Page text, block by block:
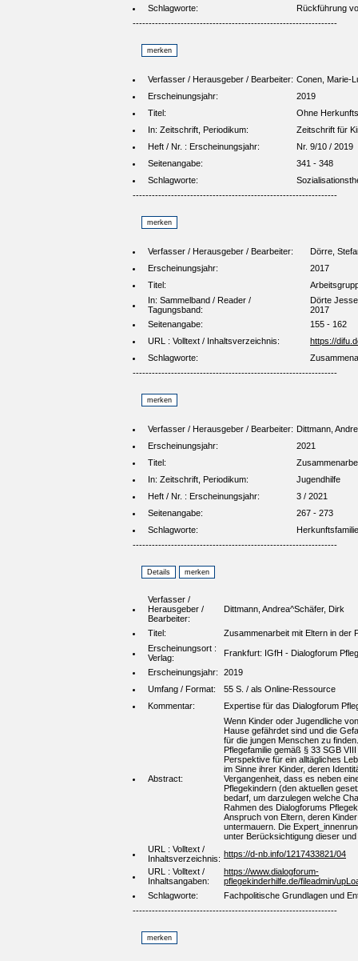
Schlagworte:
Rückführung
----------------------------------------------------------------
Verfasser / Herausgeber / Bearbeiter: Conen, Marie-
Erscheinungsjahr:
2019
Titel:
Ohne
In: Zeitschrift, Periodikum:
Zeitschrift für
Heft / Nr. : Erscheinungsjahr:
Nr. 9/10 / 2019
Seitenangabe:
341 - 348
Schlagworte:
----------------------------------------------------------------
Verfasser / Herausgeber / Bearbeiter:
Dörre,
Erscheinungsjahr:
2017
Titel:
In: Sammelband / Reader /
Tagungsband:
Dörte
2017
Seitenangabe:
155 - 162
URL : Volltext / Inhaltsverzeichnis:
https://
Schlagworte:
----------------------------------------------------------------
Verfasser / Herausgeber / Bearbeiter: Dittmann,
Erscheinungsjahr:
2021
Titel:
In: Zeitschrift, Periodikum:
Jugendhilfe
Heft / Nr. : Erscheinungsjahr:
3 / 2021
Seitenangabe:
267 - 273
Schlagworte:
----------------------------------------------------------------
Verfasser /
Herausgeber /
Bearbeiter:
Dittmann, Andrea^Schäfer, Dirk
Titel:
Zusammenarbeit mit Eltern in der
Erscheinungsort :
Verlag:
Frankfurt: IGfH - Dialogforum
Erscheinungsjahr:
2019
Umfang / Format:
55 S. / als Online-Ressource
Kommentar:
Expertise für das Dialogforum
Abstract:
Wenn Kinder oder Jugendliche
Hause gefährdet sind und die
für die jungen Menschen zu
Pflegefamilie gemäß § 33 SGB
Perspektive für ein alltägliches
im Sinne ihrer Kinder, deren
Vergangenheit, dass es neben
Pflegekindern (den aktuellen
bedarf, um darzulegen welche
Rahmen des Dialogforums
Anspruch von Eltern, deren
untermauern. Die
unter Berücksichtigung dieser
URL : Volltext /
Inhaltsverzeichnis: https://d-nb.info/1217433821/04
URL : Volltext /
Inhaltsangaben:
https://www.dialogforum-
pflegekinderhilfe.de/fileadmin/
Schlagworte:
Fachpolitische Grundlagen und
----------------------------------------------------------------